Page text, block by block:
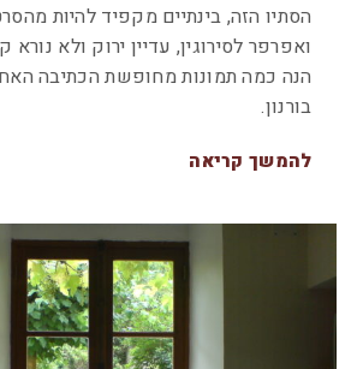
הסתיו הזה, בינתיים מקפיד להיות
ואפרפר לסירוגין, עדיין ירוק ולא
הנה כמה תמונות מחופשת הכתיבה
בורנון.
להמשך קריאה